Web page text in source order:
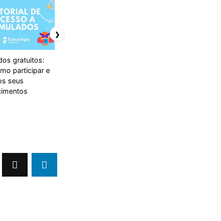
gratuitos:
participar e
seus
❯